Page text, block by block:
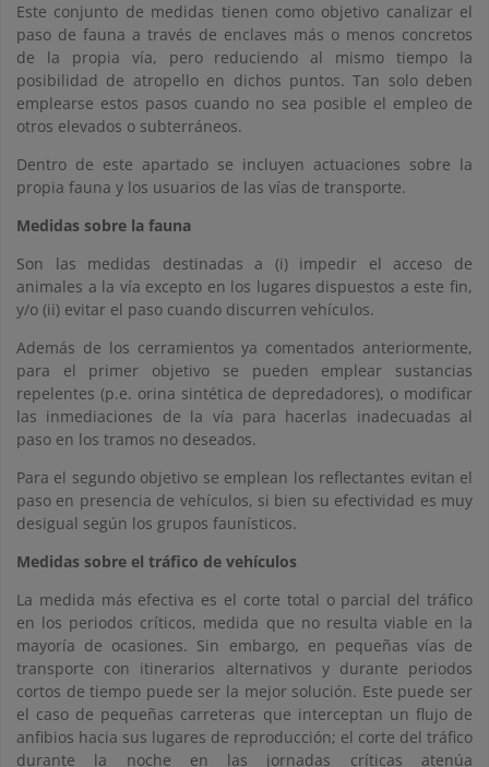
Este conjunto de medidas tienen como objetivo canalizar el
paso de fauna a través de enclaves más o menos concretos
de la propia vía, pero reduciendo al mismo tiempo la
posibilidad de atropello en dichos puntos. Tan solo deben
emplearse estos pasos cuando no sea posible el empleo de
otros elevados o subterráneos.
Dentro de este apartado se incluyen actuaciones sobre la
propia fauna y los usuarios de las vías de transporte.
Medidas sobre la fauna
Son las medidas destinadas a (i) impedir el acceso de
animales a la vía excepto en los lugares dispuestos a este fin,
y/o (ii) evitar el paso cuando discurren vehículos.
Además de los cerramientos ya comentados anteriormente,
para el primer objetivo se pueden emplear sustancias
repelentes (p.e. orina sintética de depredadores), o modificar
las inmediaciones de la vía para hacerlas inadecuadas al
paso en los tramos no deseados.
Para el segundo objetivo se emplean los reflectantes evitan el
paso en presencia de vehículos, si bien su efectividad es muy
desigual según los grupos faunísticos.
Medidas sobre el tráfico de vehículos
La medida más efectiva es el corte total o parcial del tráfico
en los periodos críticos, medida que no resulta viable en la
mayoría de ocasiones. Sin embargo, en pequeñas vías de
transporte con itinerarios alternativos y durante periodos
cortos de tiempo puede ser la mejor solución. Este puede ser
el caso de pequeñas carreteras que interceptan un flujo de
anfibios hacia sus lugares de reproducción; el corte del tráfico
durante la noche en las jornadas críticas atenúa